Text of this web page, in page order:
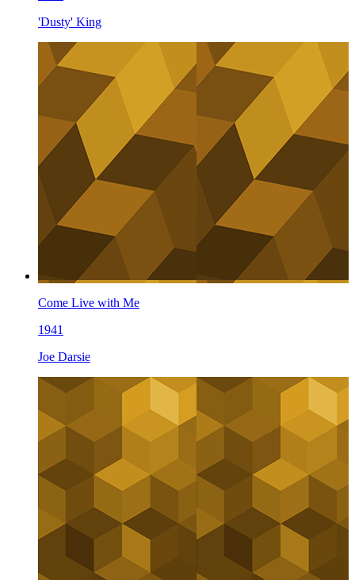
'Dusty' King
Come Live with Me
1941
Joe Darsie